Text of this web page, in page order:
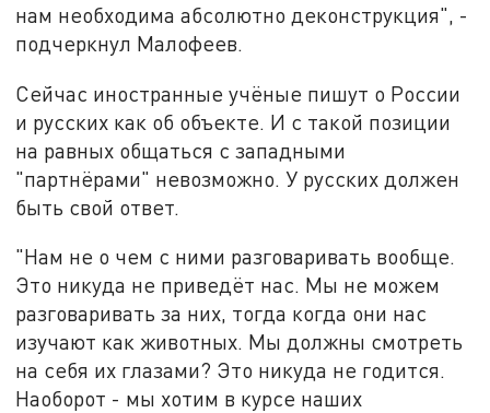
нам необходима абсолютно деконструкция", -
подчеркнул Малофеев.
Сейчас иностранные учёные пишут о России
и русских как об объекте. И с такой позиции
на равных общаться с западными
"партнёрами" невозможно. У русских должен
быть свой ответ.
"Нам не о чем с ними разговаривать вообще.
Это никуда не приведёт нас. Мы не можем
разговаривать за них, тогда когда они нас
изучают как животных. Мы должны смотреть
на себя их глазами? Это никуда не годится.
Наоборот - мы хотим в курсе наших